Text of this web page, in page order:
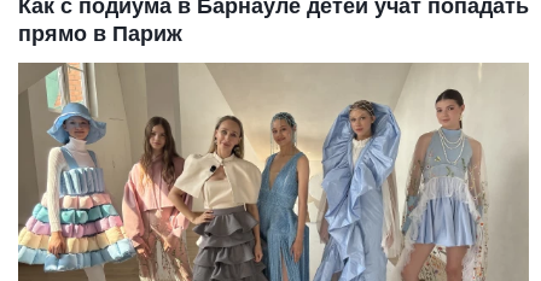
Как с подиума в Барнауле детей учат попадать
прямо в Париж